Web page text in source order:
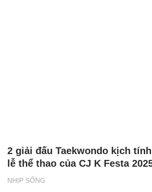
NHỊP SỐNG
2 giải đấu Taekwondo kịch
lễ thể thao của CJ K Festa